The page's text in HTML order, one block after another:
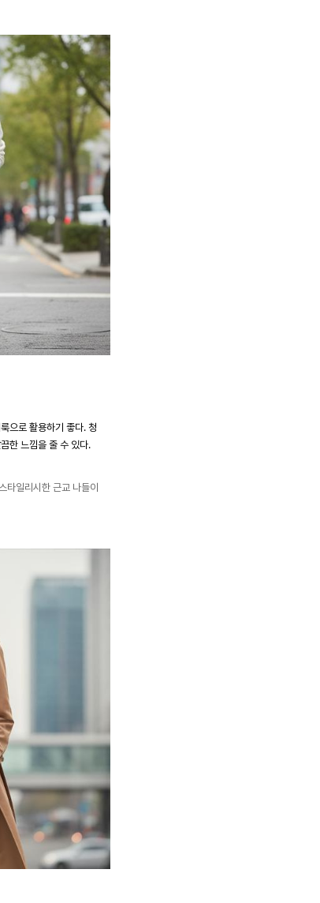
으로 활용하기 좋다. 청
한 느낌을 줄 수 있다.
타일리시한 근교 나들이